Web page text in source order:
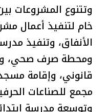
وتتنوع المشروعات
خام لتنفيذ أعمال
الأنفاق، وتنفيذ
ومحطة صرف صحي،
قانوني، وإقامة
مجمع للصناعات